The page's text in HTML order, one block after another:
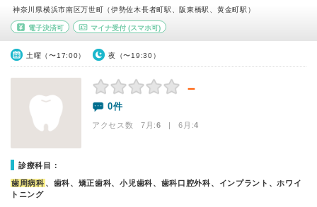
神奈川県横浜市南区万世町（伊勢佐木長者町駅、阪東橋駅、黄金町駅）
電子決済可 マイナ受付(スマホ可)
土曜（〜17:00） 夜（〜19:30）
－
0件
アクセス数 7月:6 | 6月:4
診療科目：
歯周病科 、歯科、矯正歯科、小児歯科、歯科口腔外科、インプラント、ホワイ
トニング